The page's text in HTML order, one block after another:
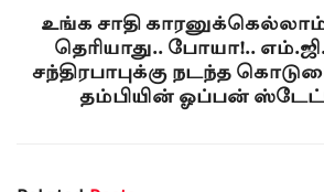
உங்க சாதி
தெரியாது.. போயா!..
சந்திரபாபுக்கு நடந்த
தம்பியின் ஓப்பன்